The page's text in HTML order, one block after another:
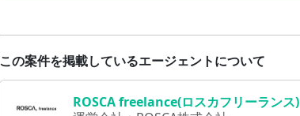
この案件を掲載しているエージェントについて
ROSCA freelance(ロスカフリーランス)